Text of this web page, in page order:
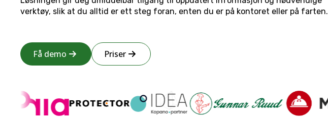
verktøy, slik at du alltid er ett steg foran, enten du er på kontoret eller på farten.
Få demo Priser